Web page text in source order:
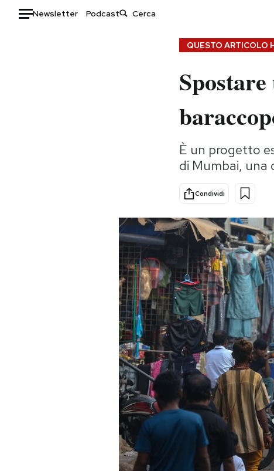
Newsletter Podcast
Storie/Idee
Ok Boomer!
Altrecose
Mondiali calcio 2026
QUESTO ARTICOLO
È un progetto
di Mumbai, una
Condividi